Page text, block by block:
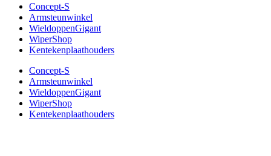
Concept-S
Armsteunwinkel
WieldoppenGigant
WiperShop
Kentekenplaathouders
Concept-S
Armsteunwinkel
WieldoppenGigant
WiperShop
Kentekenplaathouders